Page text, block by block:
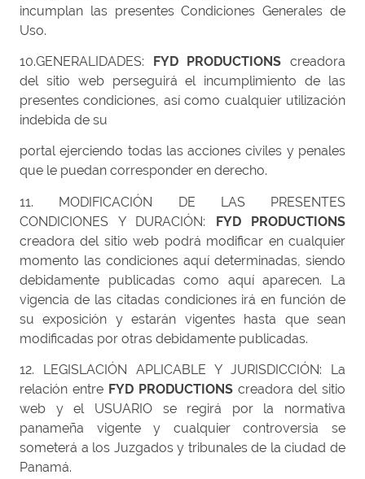
incumplan las presentes Condiciones Generales de
Uso.
10.GENERALIDADES: FYD PRODUCTIONScreadora
del sitio web perseguirá el incumplimiento de las
presentes condiciones, así como cualquier utilización
indebida de su
portal ejerciendo todas las acciones civiles y penales
que le puedan corresponder en derecho.
11. MODIFICACIÓN DE LAS PRESENTES
CONDICIONES Y DURACIÓN: FYD PRODUCTIONS
creadora del sitio web podrá modificar en cualquier
momento las condiciones aquí determinadas, siendo
debidamente publicadas como aquí aparecen. La
vigencia de las citadas condiciones irá en función de
su exposición y estarán vigentes hasta que sean
modificadas por otras debidamente publicadas.
12. LEGISLACIÓN APLICABLE Y JURISDICCIÓN: La
relación entre FYD PRODUCTIONS creadora del sitio
web y el USUARIO se regirá por la normativa
panameña vigente y cualquier controversia se
someterá a los Juzgados y tribunales de la ciudad de
Panamá.